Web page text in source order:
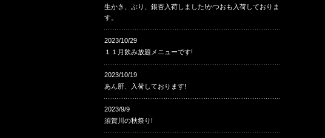
生かき、ぶり、銀杏入荷しました!かつおも入荷しておりま
す。
2023/10/29
１１月飲み放題メニューです!
2023/10/19
あん肝、入荷しております!
2023/9/9
須賀川の秋祭り!